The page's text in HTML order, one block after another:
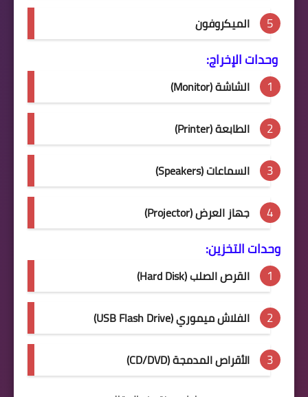
الميكروفون
وحدات الإخراج:
الشاشة (Monitor)
الطابعة (Printer)
السماعات (Speakers)
جهاز العرض (Projector)
وحدات التخزين:
القرص الصلب (Hard Disk)
الفلاش ميموري (USB Flash Drive)
الأقراص المدمجة (CD/DVD)